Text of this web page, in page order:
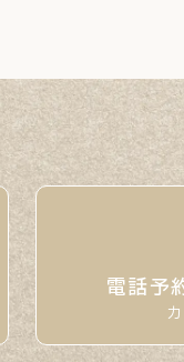
電話